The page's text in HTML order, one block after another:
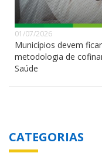
01/07/2026
Municípios devem
metodologia de
Saúde
CATEGORIAS